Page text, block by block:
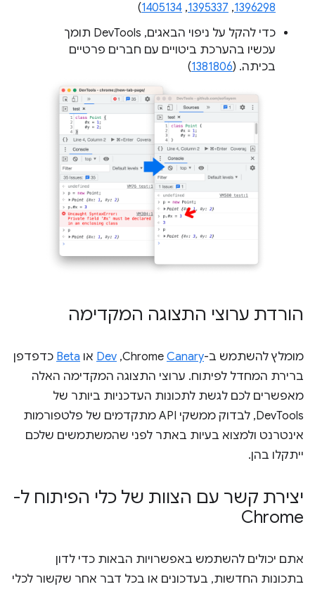
1396298
,
1395337
,
1405134
)
כדי להקל על ניפוי הבאגים, DevTools תומך
עכשיו בהערכת ביטויים עם חברים פרטיים
בכיתה. (1381806
)
הורדת ערוצי התצוגה המקדימה
מומלץ להשתמש ב-ChromeCanary
,‏
Dev או Beta כדפדפן
ברירת המחדל לפיתוח. ערוצי התצוגה המקדימה האלה
מאפשרים לכם לגשת לתכונות העדכניות ביותר של
DevTools, לבדוק ממשקי API מתקדמים של פלטפורמות
אינטרנט ולמצוא בעיות באתר לפני שהמשתמשים שלכם
ייתקלו בהן.
יצירת קשר עם הצוות של כלי הפיתוח ל-
Chrome
אתם יכולים להשתמש באפשרויות הבאות כדי לדון
בתכונות החדשות, בעדכונים או בכל דבר אחר שקשור לכלי